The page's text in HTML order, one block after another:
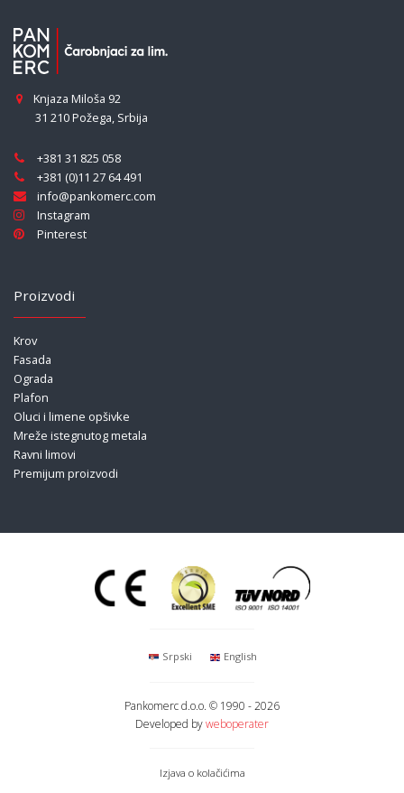
Knjaza Miloša 92
31 210 Požega, Srbija
+381 31 825 058
+381 (0)11 27 64 491
info@pankomerc.com
Instagram
Pinterest
Proizvodi
Krov
Fasada
Ograda
Plafon
Oluci i limene opšivke
Mreže istegnutog metala
Ravni limovi
Premijum proizvodi
Srpski English
Pankomerc d.o.o. © 1990 - 2026
Developed byweboperater
Izjava o kolačićima